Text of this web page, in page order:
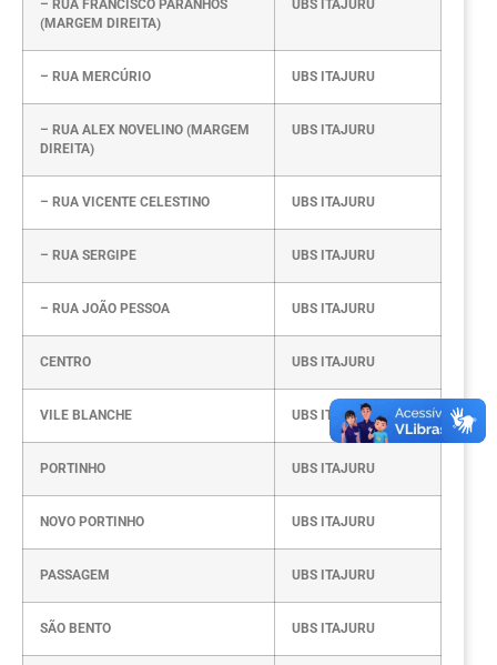
– RUA FRANCISCO PARANHOS
(MARGEM DIREITA)
UBS ITAJURU
– RUA MERCÚRIO UBS ITAJURU
– RUA ALEX NOVELINO (MARGEM
DIREITA)
UBS ITAJURU
– RUA VICENTE CELESTINO UBS ITAJURU
– RUA SERGIPE UBS ITAJURU
– RUA JOÃO PESSOA UBS ITAJURU
CENTRO UBS ITAJURU
VILE BLANCHE UBS ITAJURU
PORTINHO UBS ITAJURU
NOVO PORTINHO UBS ITAJURU
PASSAGEM UBS ITAJURU
SÃO BENTO UBS ITAJURU